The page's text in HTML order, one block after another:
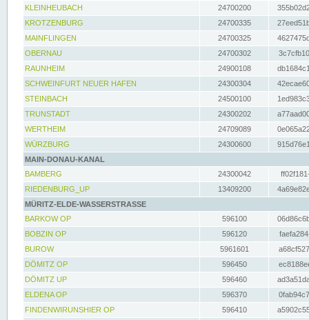
KLEINHEUBACH 24700200
KROTZENBURG
24700335
MAINFLINGEN
24700325
OBERNAU
24700302
RAUNHEIM
24900108
SCHWEINFURT NEUER HAFEN
24300304
STEINBACH
24500100
TRUNSTADT
24300202
WERTHEIM
24709089
WÜRZBURG
24300600
MAIN-DONAU-KANAL
BAMBERG
24300042
RIEDENBURG_UP
13409200
MÜRITZ-ELDE-WASSERSTRASSE
BARKOW OP
596100
BOBZIN OP
596120
BUROW
5961601
DÖMITZ OP
596450
DÖMITZ UP
596460
ELDENA OP
596370
FINDENWIRUNSHIER OP
596410